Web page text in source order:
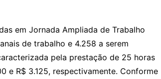
em Jornada Ampliada de Trabalho
de trabalho e 4.258 a serem
pela prestação de 25 horas
e R$ 3.125, respectivamente. Conforme